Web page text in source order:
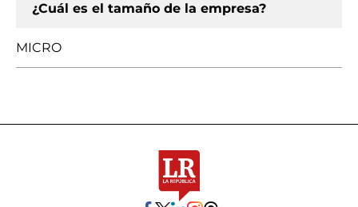
¿Cuál es el tamaño de la empresa?
MICRO